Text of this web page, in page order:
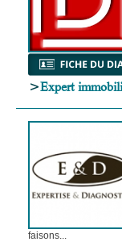
>Expert
faisons...